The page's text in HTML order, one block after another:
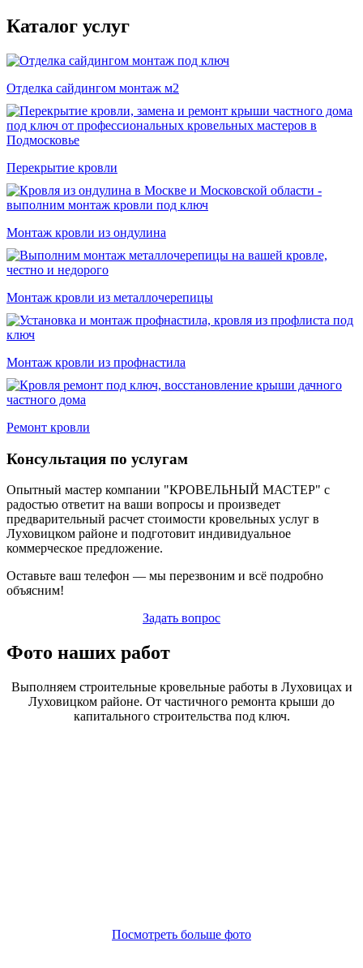
Каталог услуг
Отделка сайдингом монтаж м2
Перекрытие кровли
Монтаж кровли из ондулина
Монтаж кровли из металлочерепицы
Монтаж кровли из профнастила
Ремонт кровли
Консультация по услугам
Опытный мастер компании "КРОВЕЛЬНЫЙ МАСТЕР" с
радостью ответит на ваши вопросы и произведет
предварительный расчет стоимости кровельных услуг в
Луховицком районе и подготовит индивидуальное
коммерческое предложение.
Оставьте ваш телефон — мы перезвоним и всё подробно
объясним!
Задать вопрос
Фото наших работ
Выполняем строительные кровельные работы в Луховицах и
Луховицком районе. От частичного ремонта крыши до
капитального строительства под ключ.
Посмотреть больше фото